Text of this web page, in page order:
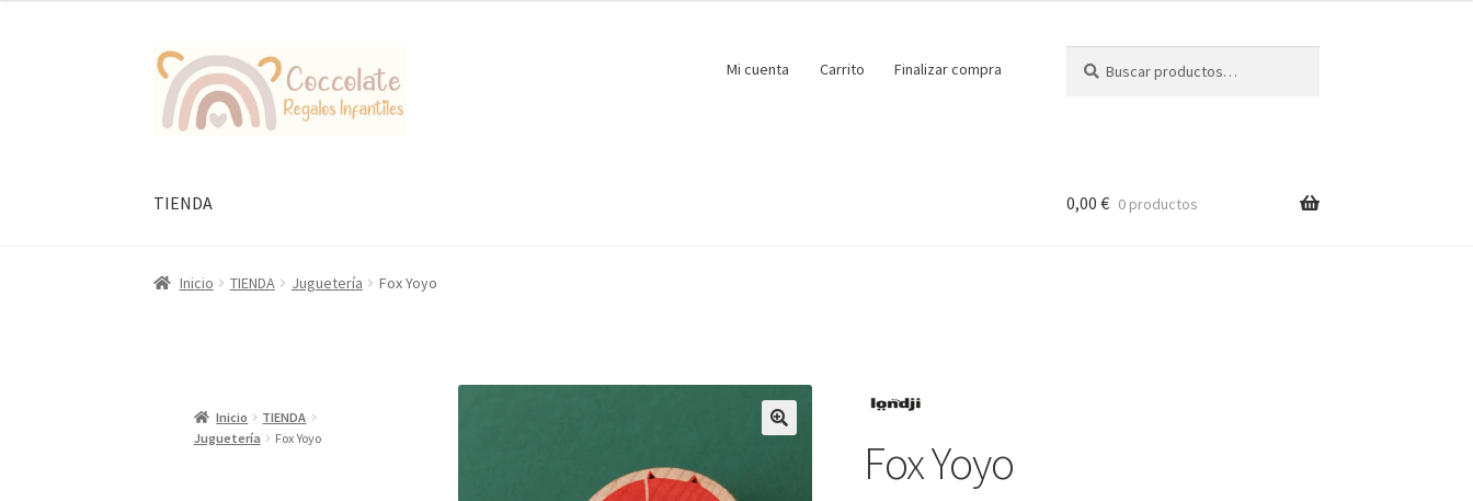
Ir
la
Ir
al
contenido
Mi cuenta Carrito Finalizar compra
por:
TIENDA 0,00 € 0 productos
Inicio TIENDA Juguetería Fox Yoyo
Fox Yoyo
Inicio
TIENDA
Juguetería
Fox Yoyo